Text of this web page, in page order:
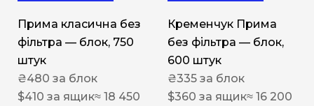
Прима класична без
фільтра — блок, 750
штук
₴480 за блок
$410 за ящик≈ 18 450
Кременчук Прима
без фільтра — блок,
600 штук
₴335 за блок
$360 за ящик≈ 16 200